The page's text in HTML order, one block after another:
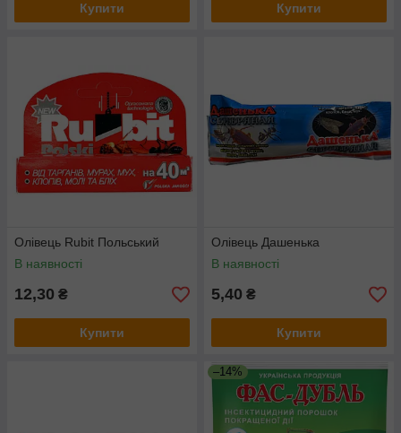
Купити Купити
Олівець Rubit Польський
В наявності
12,30 ₴
Купити
Олівець Дашенька
В наявності
5,40 ₴
Купити
–14%